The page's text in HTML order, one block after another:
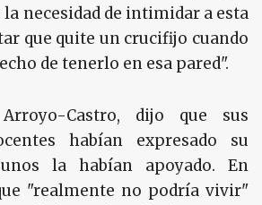
necesidad de intimidar a esta
que quite un crucifijo cuando
de tenerlo en esa pared".
Castro, dijo que sus
habían expresado su
la habían apoyado. En
"realmente no podría vivir"